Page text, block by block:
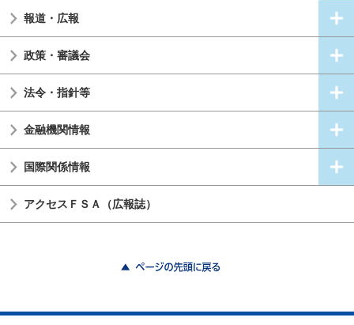
報道・広報
政策・審議会
法令・指針等
金融機関情報
国際関係情報
アクセスＦＳＡ（広報誌）